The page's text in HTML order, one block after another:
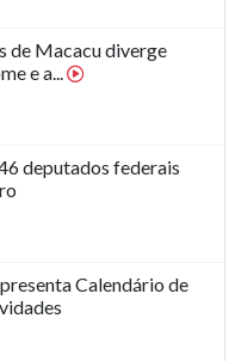
de Macacu diverge
e a...
deputados federais
Calendário de